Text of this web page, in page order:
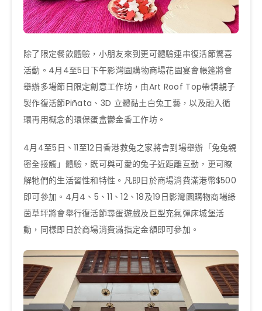
除了限定餐飲體驗，小朋友來到更可體驗連串復活節驚喜
活動。4月4至5日下午影灣園購物商場花園宴會帳篷將會
舉辦多場節日限定創意工作坊，由Art Roof Top帶領親子
製作復活節Piñata、3D 立體黏土白兔工藝，以及融入循
環再用概念的環保蛋盒鬱金香工作坊。
4月4至5日、11至12日香港救兔之家將會到場舉辦「兔兔親
密全接觸」體驗，既可與可愛的兔子近距離互動，更可瞭
解牠們的生活習性和特性。凡即日於商場消費滿港幣$500
即可參加。4月4、5、11、12、18及19日影灣園購物商場綠
茵草坪將會舉行復活節尋蛋遊戲及巨型充氣彈床城堡活
動，同樣即日於商場消費滿指定金額即可參加。